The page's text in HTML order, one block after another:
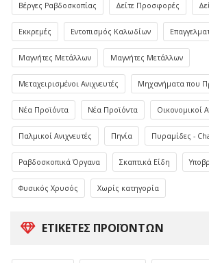
Βέργες Ραβδοσκοπίας Δείτε Προσφορές
Εκκρεμές Εντοπισμός Καλωδίων
Μαγνήτες Μετάλλων Μαγνήτες Μετάλλων
Μεταχειρισμένοι Ανιχνευτές Μηχανήματα που
Νέα Προϊόντα Νέα Προϊόντα Οικονομικοί
Παλμικοί Ανιχνευτές Πηνία Πυραμίδες -
Ραβδοσκοπικά Όργανα Σκαπτικά Είδη
Φυσικός Χρυσός Χωρίς κατηγορία
ΕΤΙΚΈΤΕΣ ΠΡΟΪΌΝΤΩΝ